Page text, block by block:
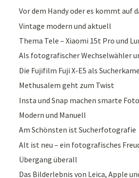
Vor dem Handy oder es kommt auf
Vintage modern und aktuell
Thema Tele – Xiaomi 15t Pro und
Als fotografischer Wechselwähler
Die Fujifilm Fuji X-E5 als
Methusalem geht zum Twist
Insta und Snap machen smarte
Modern und Manuell
Am Schönsten ist Sucherfotografie
Alt ist neu – ein fotografisches
Übergang überall
Das Bilderlebnis von Leica, Apple